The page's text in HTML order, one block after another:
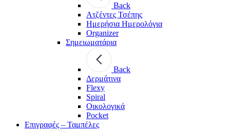
Back
Ατζέντες Τσέπης
Ημερήσια Ημερολόγια
Organizer
Σημειωματάρια
Back
Δερμάτινα
Flexy
Spiral
Οικολογικά
Pocket
Επιγραφές – Ταμπέλες